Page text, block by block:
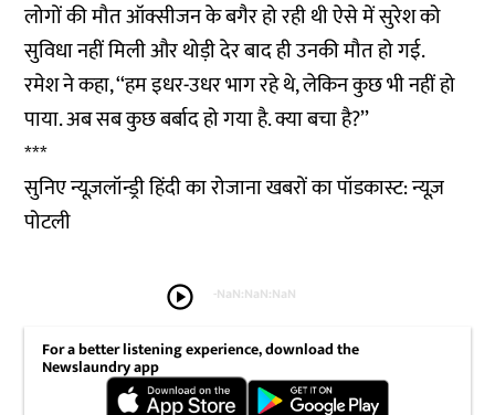
लोगों की मौत ऑक्सीजन के बगैर हो रही थी ऐसे में सुरेश को
सुविधा नहीं मिली और थोड़ी देर बाद ही उनकी मौत हो गई.
रमेश ने कहा, ‘‘हम इधर-उधर भाग रहे थे, लेकिन कुछ भी नहीं हो
पाया. अब सब कुछ बर्बाद हो गया है. क्या बचा है?’’
***
सुनिए न्यूज़लॉन्ड्री हिंदी का रोजाना खबरों का पॉडकास्ट: न्यूज़
पोटली
play_circle -NaN:NaN:NaN
For a better listening experience, download the
Newslaundry app